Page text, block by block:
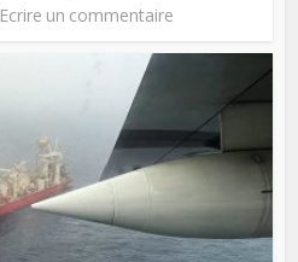
Ecrire un commentaire